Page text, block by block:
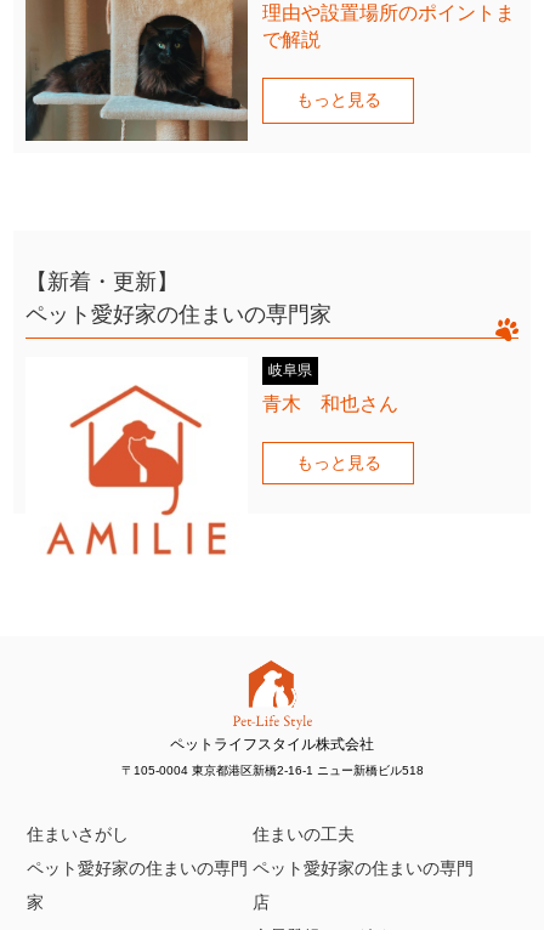
理由や設置場所のポイントま
で解説
もっと見る
【新着・更新】
ペット愛好家の住まいの専門家
岐阜県
青木 和也さん
もっと見る
ペットライフスタイル株式会社
〒105-0004 東京都港区新橋2-16-1 ニュー新橋ビル518
住まいさがし
住まいの工夫
ペット愛好家の住まいの専門
家
ペット愛好家の住まいの専門
店